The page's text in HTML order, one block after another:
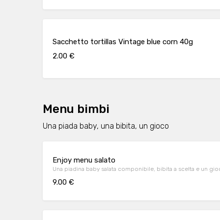
Sacchetto tortillas Vintage blue corn 40g
2.00 €
Menu bimbi
Una piada baby, una bibita, un gioco
Enjoy menu salato
Una piadina baby salata componibile, bibita a scelta e un
9.00 €